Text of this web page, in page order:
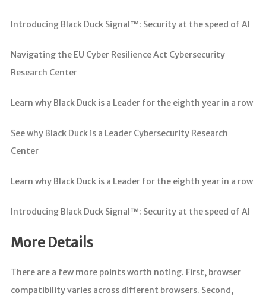
Introducing Black Duck Signal™: Security at the speed of AI
Navigating the EU Cyber Resilience Act Cybersecurity
Research Center
Learn why Black Duck is a Leader for the eighth year in a row
See why Black Duck is a Leader Cybersecurity Research
Center
Learn why Black Duck is a Leader for the eighth year in a row
Introducing Black Duck Signal™: Security at the speed of AI
More Details
There are a few more points worth noting. First, browser
compatibility varies across different browsers. Second,